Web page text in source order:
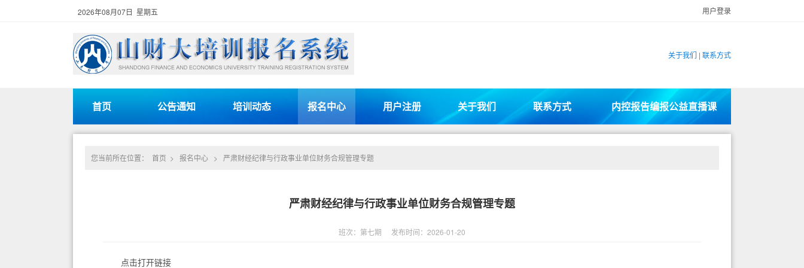
2026年08月07日 星期五 用户登录
关于我们 | 联系方式
首页 公告通知 培训动态 报名中心 用户注册 关于我们 联系方式 内控报告编报公益直播课
您当前所在位置： 首页 > 报名中心 > 严肃财经纪律与行政事业单位财务合规管理专题
严肃财经纪律与行政事业单位财务合规管理专题
班次：第七期 发布时间：2026-01-20
点击打开链接